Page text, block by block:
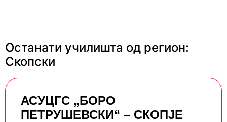
Останати училишта од регион:
Скопски
АСУЦГС „БОРО
ПЕТРУШЕВСКИ“ – СКОПЈЕ